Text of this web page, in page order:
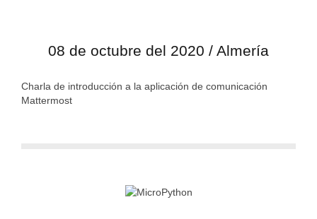
08 de octubre del 2020 / Almería
Charla de introducción a la aplicación de comunicación
Mattermost